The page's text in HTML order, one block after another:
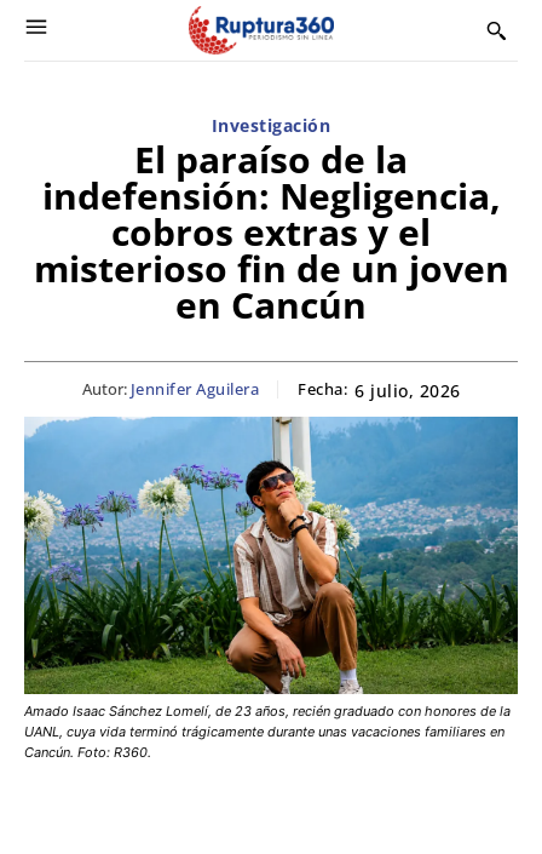
Investigación
El paraíso de la
indefensión: Negligencia,
cobros extras y el
misterioso fin de un joven
en Cancún
Autor: Jennifer Aguilera Fecha: 6 julio, 2026
Amado Isaac Sánchez Lomelí, de 23 años, recién graduado con honores de la
UANL, cuya vida terminó trágicamente durante unas vacaciones familiares en
Cancún. Foto: R360.